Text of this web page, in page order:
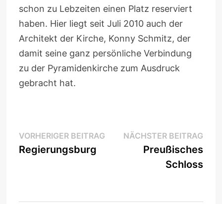
schon zu Lebzeiten einen Platz reserviert
haben. Hier liegt seit Juli 2010 auch der
Architekt der Kirche, Konny Schmitz, der
damit seine ganz persönliche Verbindung
zu der Pyramidenkirche zum Ausdruck
gebracht hat.
Beitragsnavigation
VORHERIGER BEITRAGVorheriger
Regierungsburg
NÄCHSTER BEITRAG
Preußisches
Schloss